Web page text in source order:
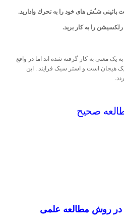
شـُش های خود را به تحرك وادارید.
را به كار برید.
یک معنی به کار گرفته شده اند اما در واقع
هیجان است و استر سیک فرایند . این
صحیح
در روش مطالعه علمی